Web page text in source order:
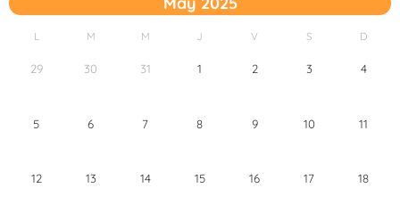
L M M J V S D
29 30 31 1 2 3 4
5 6 7 8 9 10 11
12 13 14 15 16 17 18